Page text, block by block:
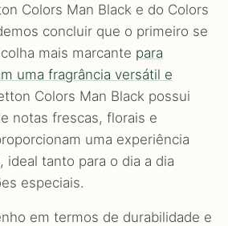
Colors Man Black e do Colors
concluir que o primeiro se
mais marcante para
uma fragrância versátil e
Colors Man Black possui
notas frescas, florais e
uma experiência
ideal tanto para o dia a dia
especiais.
em termos de durabilidade e